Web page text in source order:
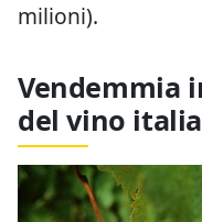
milioni).
Vendemmia
del vino